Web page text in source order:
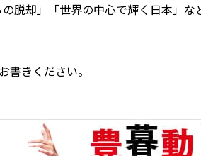
脱却」「世界の中心で輝く日本」
書きください。